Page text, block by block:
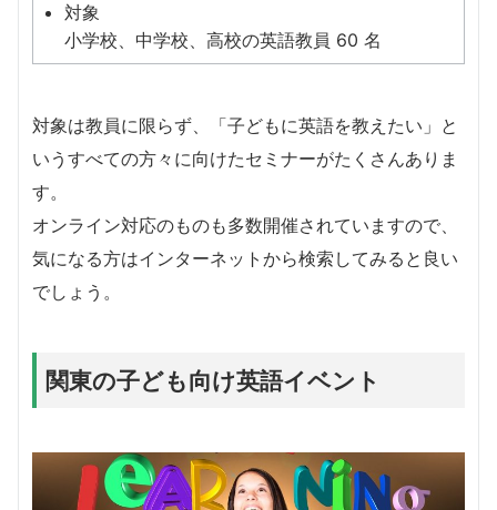
対象
小学校、中学校、高校の英語教員 60 名
対象は教員に限らず、「子どもに英語を教えたい」と
いうすべての方々に向けたセミナーがたくさんありま
す。
オンライン対応のものも多数開催されていますので、
気になる方はインターネットから検索してみると良い
でしょう。
関東の子ども向け英語イベント